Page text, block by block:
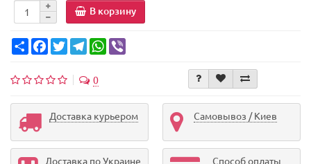
В корзину
Share FacebookTwitterTelegramWhatsApp
0
Доставка курьером Самовывоз / Киев
Доставка по Украине Способ оплаты